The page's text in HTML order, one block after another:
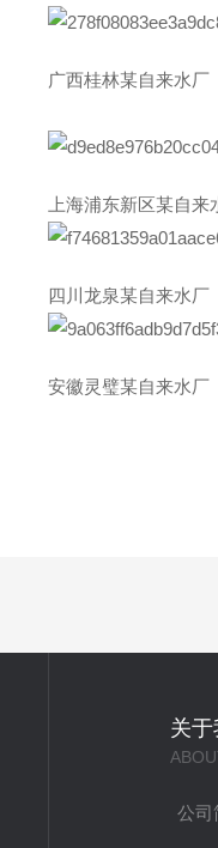
广西桂林某自来水厂
上海浦东新区某自来
四川龙泉某自来水厂
安徽灵璧某自来水厂
关于
公司